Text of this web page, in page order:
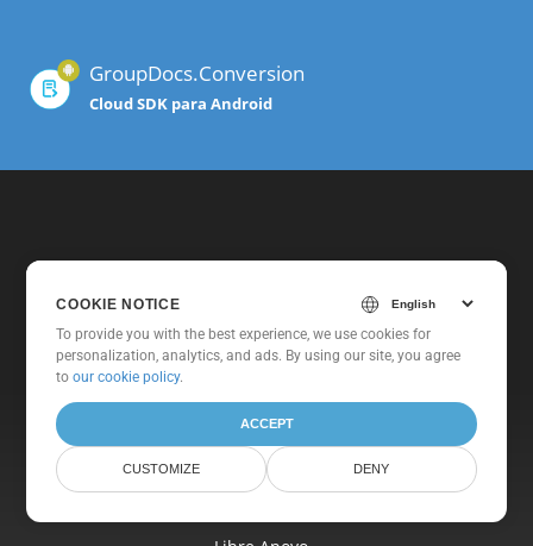
GroupDocs.Conversion
Cloud SDK para Android
Hogar
Productos
Fijación
COOKIE NOTICE
To provide you with the best experience, we use cookies for
personalization, analytics, and ads. By using our site, you agree
toour cookie policy.
ACCEPT
CUSTOMIZE DENY